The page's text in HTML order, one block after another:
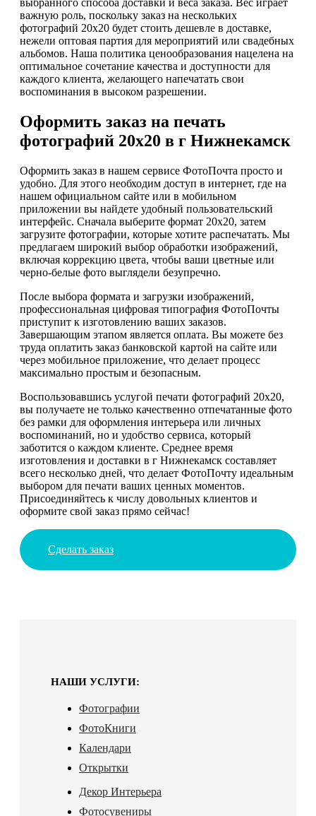
выбранного способа доставки и веса заказа. Вес играет
важную роль, поскольку заказ на нескольких
фотографий 20х20 будет стоить дешевле в доставке,
нежели оптовая партия для мероприятий или свадебных
альбомов. Наша политика ценообразования нацелена на
оптимальное сочетание качества и доступности для
каждого клиента, желающего напечатать свои
воспоминания в высоком разрешении.
Оформить заказ на печать
фотографий 20х20 в г Нижнекамск
Оформить заказ в нашем сервисе ФотоПочта просто и
удобно. Для этого необходим доступ в интернет, где на
нашем официальном сайте или в мобильном
приложении вы найдете удобный пользовательский
интерфейс. Сначала выберите формат 20х20, затем
загрузите фотографии, которые хотите распечатать. Мы
предлагаем широкий выбор обработки изображений,
включая коррекцию цвета, чтобы ваши цветные или
черно-белые фото выглядели безупречно.
После выбора формата и загрузки изображений,
профессиональная цифровая типография ФотоПочты
приступит к изготовлению ваших заказов.
Завершающим этапом является оплата. Вы можете без
труда оплатить заказ банковской картой на сайте или
через мобильное приложение, что делает процесс
максимально простым и безопасным.
Воспользовавшись услугой печати фотографий 20х20,
вы получаете не только качественно отпечатанные фото
без рамки для оформления интерьера или личных
воспоминаний, но и удобство сервиса, который
заботится о каждом клиенте. Среднее время
изготовления и доставки в г Нижнекамск составляет
всего несколько дней, что делает ФотоПочту идеальным
выбором для печати ваших ценных моментов.
Присоединяйтесь к числу довольных клиентов и
оформите свой заказ прямо сейчас!
Сделать заказ
НАШИ УСЛУГИ:
Фотографии
ФотоКниги
Календари
Открытки
Декор Интерьера
Фотосувениры